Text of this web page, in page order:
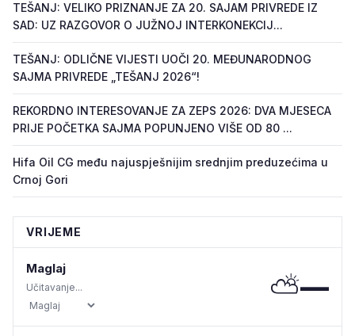
TEŠANJ: VELIKO PRIZNANJE ZA 20. SAJAM PRIVREDE IZ
SAD: UZ RAZGOVOR O JUŽNOJ INTERKONEKCIJ...
TEŠANJ: ODLIČNE VIJESTI UOČI 20. MEĐUNARODNOG
SAJMA PRIVREDE „TEŠANJ 2026“!
REKORDNO INTERESOVANJE ZA ZEPS 2026: DVA MJESECA
PRIJE POČETKA SAJMA POPUNJENO VIŠE OD 80 ...
Hifa Oil CG među najuspješnijim srednjim preduzećima u
Crnoj Gori
VRIJEME
Maglaj
Učitavanje... ⛅—